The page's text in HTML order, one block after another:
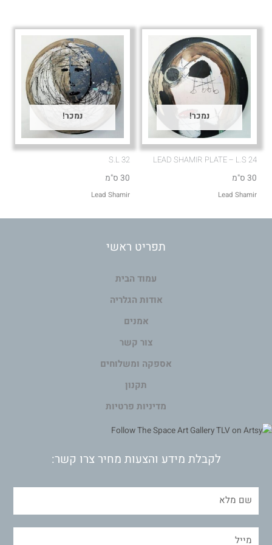
נמכר!
LEAD SHAMIR PLATE – L.S 24
30 ס"מ
Lead Shamir
נמכר!
S.L 32
30 ס"מ
Lead Shamir
תפריט ראשי
עמוד הבית
אודות הגלריה
אמנים
צור קשר
אספקה ומשלוחים
תקנון
מדיניות פרטיות
לקבלת מידע והצעות מחיר צרו קשר: